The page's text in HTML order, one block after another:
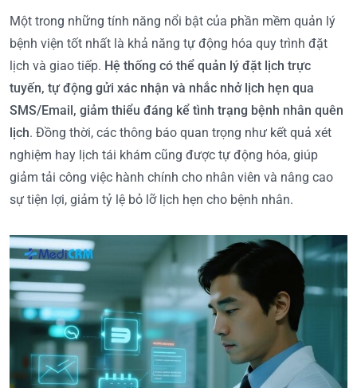
Một trong những tính năng nổi bật của phần mềm quản lý
bệnh viện tốt nhất là khả năng tự động hóa quy trình đặt
lịch và giao tiếp. Hệ thống có thể quản lý đặt lịch trực
tuyến, tự động gửi xác nhận và nhắc nhở lịch hẹn qua
SMS/Email, giảm thiểu đáng kể tình trạng bệnh nhân quên
lịch. Đồng thời, các thông báo quan trọng như kết quả xét
nghiệm hay lịch tái khám cũng được tự động hóa, giúp
giảm tải công việc hành chính cho nhân viên và nâng cao
sự tiện lợi, giảm tỷ lệ bỏ lỡ lịch hẹn cho bệnh nhân.